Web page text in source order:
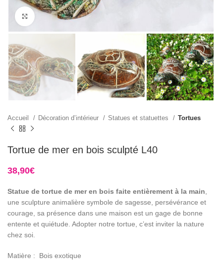
Click to enlarge
Accueil Décoration d’intérieur Statues et statuettes Tortues
Tortue de mer en bois sculpté L40
38,90€
Statue de tortue de mer en bois faite entièrement à la main,
une sculpture animalière symbole de sagesse, persévérance et
courage, sa présence dans une maison est un gage de bonne
entente et quiétude. Adopter notre tortue, c’est inviter la nature
chez soi.
Matière : Bois exotique